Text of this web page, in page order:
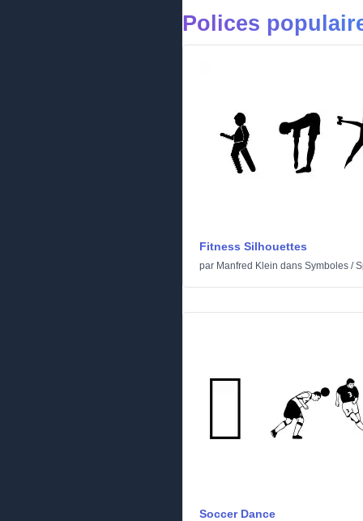
Polices
Fitness Silhouettes
par Manfred Klein dans Symboles /
Soccer Dance